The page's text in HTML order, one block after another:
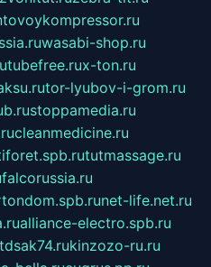
wasabi-shop.ru
x-ton.ru
tor-lyubov-i-grom.ru
stoppamedia.ru
cleanmedicine.ru
tutmassage.ru
falcorussia.ru
net-life.net.ru
alliance-electro.spb.ru
tdsak74.rukinzozo-ru.ru